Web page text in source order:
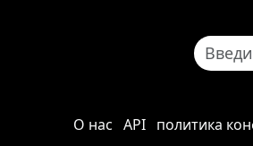
О нас API политика